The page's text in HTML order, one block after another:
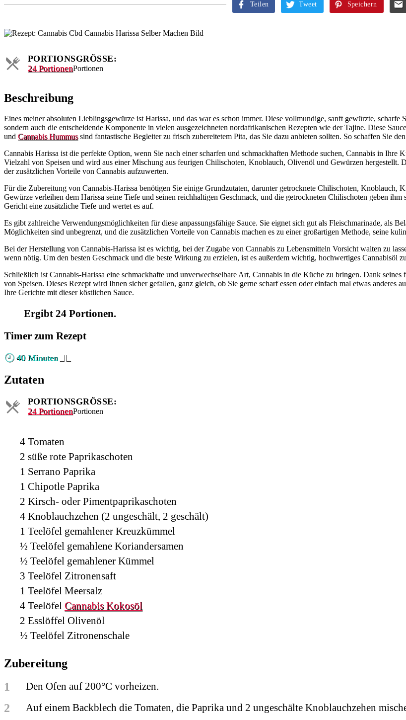
Teilen Tweet Speichern
PORTIONSGRÖSSE:
24 PortionenPortionen
Beschreibung
Eines meiner absoluten Lieblingsgewürze ist Harissa, und das war es schon immer. Diese vollmundige, sanft gewürzte,
sondern auch die entscheidende Komponente in vielen ausgezeichneten nordafrikanischen Rezepten wie der Tajine. Diese
und Cannabis Hummussind fantastische Begleiter zu frisch zubereitetem Pita, das Sie dazu anbieten sollten. So schaffen Sie
Cannabis Harissa ist die perfekte Option, wenn Sie nach einer scharfen und schmackhaften Methode suchen, Cannabis in Ihre
Vielzahl von Speisen und wird aus einer Mischung aus feurigen Chilischoten, Knoblauch, Olivenöl und Gewürzen
der zusätzlichen Vorteile von Cannabis aufzuwerten.
Für die Zubereitung von Cannabis-Harissa benötigen Sie einige Grundzutaten, darunter getrocknete Chilischoten,
Gewürze verleihen dem Harissa seine Tiefe und seinen reichhaltigen Geschmack, und die getrockneten Chilischoten geben
Gericht eine zusätzliche Tiefe und wertet es auf.
Es gibt zahlreiche Verwendungsmöglichkeiten für diese anpassungsfähige Sauce. Sie eignet sich gut als Fleischmarinade, als
Möglichkeiten sind unbegrenzt, und die zusätzlichen Vorteile von Cannabis machen es zu einer großartigen Methode, seine
Bei der Herstellung von Cannabis-Harissa ist es wichtig, bei der Zugabe von Cannabis zu Lebensmitteln Vorsicht walten zu
wenn nötig. Um den besten Geschmack und die beste Wirkung zu erzielen, ist es außerdem wichtig, hochwertiges Cannabisöl
Schließlich ist Cannabis-Harissa eine schmackhafte und unverwechselbare Art, Cannabis in die Küche zu bringen. Dank
von Speisen. Dieses Rezept wird Ihnen sicher gefallen, ganz gleich, ob Sie gerne scharf essen oder einfach mal etwas anderes
Ihre Gerichte mit dieser köstlichen Sauce.
Ergibt 24 Portionen.
Timer zum Rezept
40 Minuten
Zutaten
PORTIONSGRÖSSE:
24 PortionenPortionen
4 Tomaten
2 süße rote Paprikaschoten
1 Serrano Paprika
1 Chipotle Paprika
2 Kirsch- oder Pimentpaprikaschoten
4 Knoblauchzehen (2 ungeschält, 2 geschält)
1 Teelöfel gemahlener Kreuzkümmel
½ Teelöfel gemahlene Koriandersamen
½ Teelöfel gemahlener Kümmel
3 Teelöfel Zitronensaft
1 Teelöfel Meersalz
4 Teelöfel Cannabis Kokosöl
2 Esslöffel Olivenöl
½ Teelöfel Zitronenschale
Zubereitung
1
Den Ofen auf 200°C vorheizen.
2 Auf einem Backblech die Tomaten, die Paprika und 2 ungeschälte Knoblauchzehen